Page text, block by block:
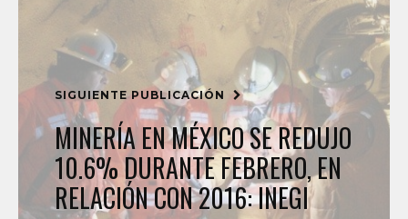
SIGUIENTE PUBLICACIÓN
MINERÍA EN MÉXICO SE REDUJO
10.6% DURANTE FEBRERO, EN
RELACIÓN CON 2016: INEGI